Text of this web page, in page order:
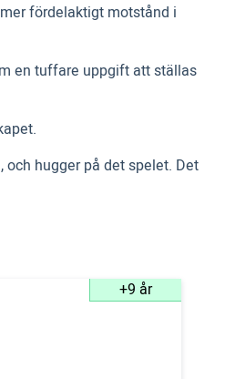
fördelaktigt motstånd i
en tuffare uppgift att ställas
hugger på det spelet. Det
+9 år